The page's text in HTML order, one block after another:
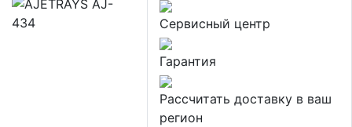
Сервисный центр
Гарантия
Рассчитать доставку в ваш
регион